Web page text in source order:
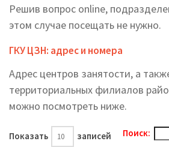
Решив вопрос online,
этом случае посещать не нужно.
ГКУ ЦЗН: адрес и номера
Адрес центров занятости, а
территориальных филиалов
можно посмотреть ниже.
Показать записей Поиск: